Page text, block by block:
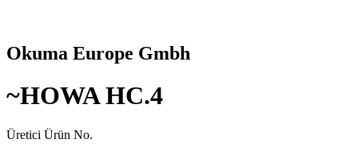
Okuma Europe Gmbh
~HOWA HC.4
Üretici Ürün No.